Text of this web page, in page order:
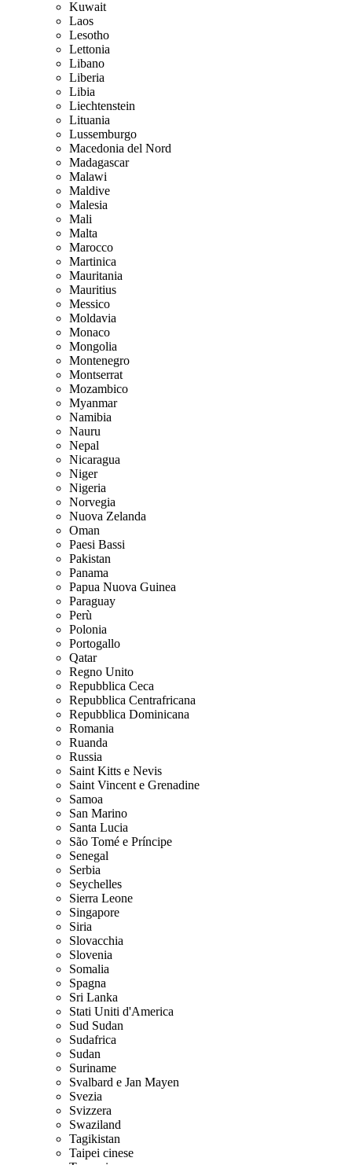
Kuwait
Laos
Lesotho
Lettonia
Libano
Liberia
Libia
Liechtenstein
Lituania
Lussemburgo
Macedonia del Nord
Madagascar
Malawi
Maldive
Malesia
Mali
Malta
Marocco
Martinica
Mauritania
Mauritius
Messico
Moldavia
Monaco
Mongolia
Montenegro
Montserrat
Mozambico
Myanmar
Namibia
Nauru
Nepal
Nicaragua
Niger
Nigeria
Norvegia
Nuova Zelanda
Oman
Paesi Bassi
Pakistan
Panama
Papua Nuova Guinea
Paraguay
Perù
Polonia
Portogallo
Qatar
Regno Unito
Repubblica Ceca
Repubblica Centrafricana
Repubblica Dominicana
Romania
Ruanda
Russia
Saint Kitts e Nevis
Saint Vincent e Grenadine
Samoa
San Marino
Santa Lucia
São Tomé e Príncipe
Senegal
Serbia
Seychelles
Sierra Leone
Singapore
Siria
Slovacchia
Slovenia
Somalia
Spagna
Sri Lanka
Stati Uniti d'America
Sud Sudan
Sudafrica
Sudan
Suriname
Svalbard e Jan Mayen
Svezia
Svizzera
Swaziland
Tagikistan
Taipei cinese